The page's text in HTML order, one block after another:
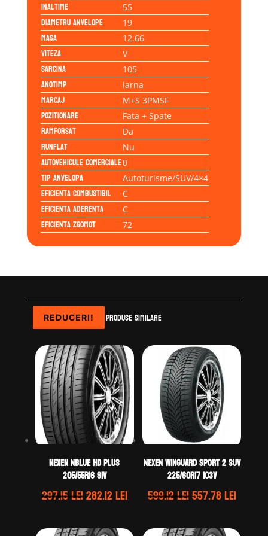
Inaltime 55
Diametru anvelope 19
Masa 12.66
Viteza V
Sarcina 105
Anotimp Iarna
Marcaj M+S 3PMSF
Pozitionare Fata + Spate
Ramforsat Da
Runflat Nu
Autovehicule comerciale0
Tip anvelopa Autoturisme/SUV/4×4
Eficienta Combustibil C
Eficienta Aderenta C
Eficienta Zgomot 72
Produse similare
REDUCERI!
Nexen NBLUE HD PLUS
205/55R16 91V
297.15leiPrețul
a
282.12leiPrețul
este:
REDUCERI!
Nexen WINGUARD SPORT 2 SUV
225/60R17 103V
599.12leiPrețul
a
557.78leiPrețul
este:
REDUCERI!
REDUCERI!